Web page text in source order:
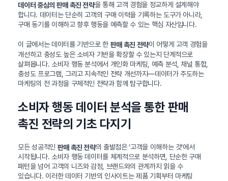
데이터 중심의 판매 촉진 전략을 통해 고객 경험을 정교하게 설계해야
합니다. 데이터는 단순히 고객의 구매 이력을 기록하는 도구가 아니라,
구매 동기를 이해하고 향후 행동을 예측할 수 있는 핵심 자산입니다.
이 글에서는 데이터를 기반으로 한 판매 촉진 전략이 어떻게 고객 경험을
개선하고 충성도 높은 소비자 기반을 확장할 수 있는지 단계적으로
살펴봅니다. 소비자 행동 분석에서 개인화 마케팅, 예측 분석, 채널 통합,
충성도 프로그램, 그리고 지속적인 전략 개선까지—데이터가 주도하는
마케팅의 전 과정을 구체적인 전략과 함께 탐구합니다.
소비자 행동 데이터 분석을 통한 판매
촉진 전략의 기초 다지기
모든 성공적인 판매 촉진 전략의 출발점은 ‘고객을 이해하는 것’에서
시작됩니다. 소비자 행동 데이터를 체계적으로 분석하면, 단순한 구매
패턴을 넘어 고객의 니즈와 감정, 브랜드와의 관계까지 읽을 수
있습니다. 이러한 데이터 기반의 인사이트는 제품 기획부터 마케팅